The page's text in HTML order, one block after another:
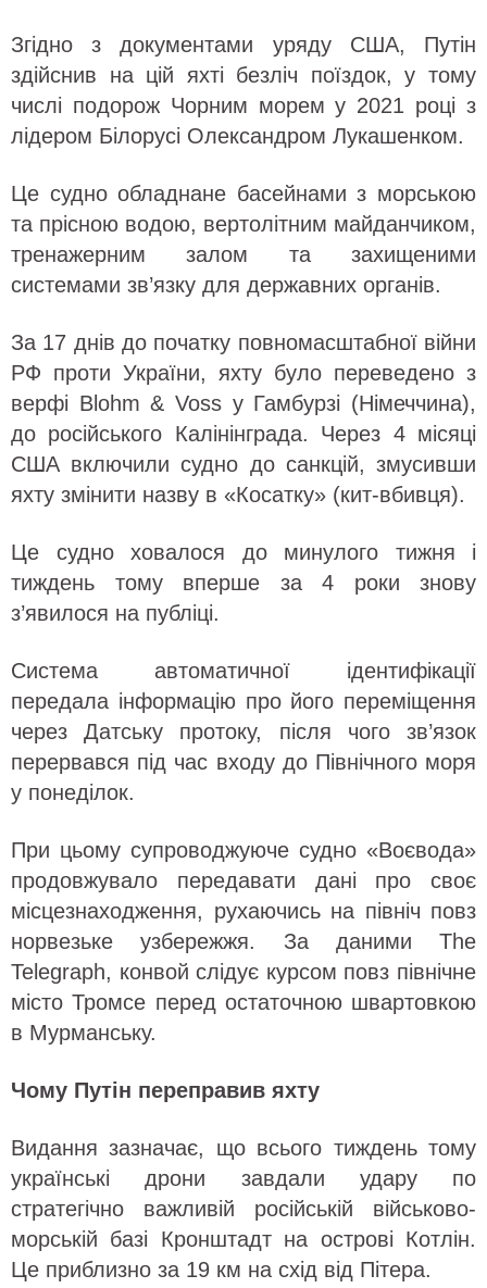
Згідно з документами уряду США, Путін
здійснив на цій яхті безліч поїздок, у тому
числі подорож Чорним морем у 2021 році з
лідером Білорусі Олександром Лукашенком.
Це судно обладнане басейнами з морською
та прісною водою, вертолітним майданчиком,
тренажерним залом та захищеними
системами зв’язку для державних органів.
За 17 днів до початку повномасштабної війни
РФ проти України, яхту було переведено з
верфі Blohm & Voss у Гамбурзі (Німеччина),
до російського Калінінграда. Через 4 місяці
США включили судно до санкцій, змусивши
яхту змінити назву в «Косатку» (кит-вбивця).
Це судно ховалося до минулого тижня і
тиждень тому вперше за 4 роки знову
з’явилося на публіці.
Система автоматичної ідентифікації
передала інформацію про його переміщення
через Датську протоку, після чого зв’язок
перервався під час входу до Північного моря
у понеділок.
При цьому супроводжуюче судно «Воєвода»
продовжувало передавати дані про своє
місцезнаходження, рухаючись на північ повз
норвезьке узбережжя. За даними The
Telegraph, конвой слідує курсом повз північне
місто Тромсе перед остаточною швартовкою
в Мурманську.
Чому Путін переправив яхту
Видання зазначає, що всього тиждень тому
українські дрони завдали удару по
стратегічно важливій російській військово-
морській базі Кронштадт на острові Котлін.
Це приблизно за 19 км на схід від Пітера.